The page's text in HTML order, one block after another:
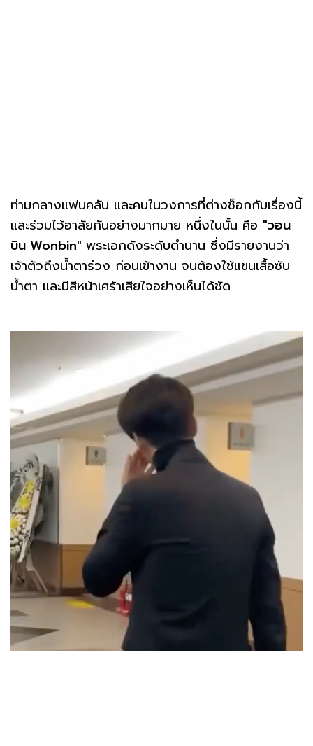
ท่ามกลางแฟนคลับ และคนในวงการที่ต่างช็อกกับเรื่องนี้
และร่วมไว้อาลัยกันอย่างมากมาย หนึ่งในนั้น คือ "วอน
บิน Wonbin" พระเอกดังระดับตำนาน ซึ่งมีรายงานว่า
เจ้าตัวถึงน้ำตาร่วง ก่อนเข้างาน จนต้องใช้แขนเสื้อซับ
น้ำตา และมีสีหน้าเศร้าเสียใจอย่างเห็นได้ชัด